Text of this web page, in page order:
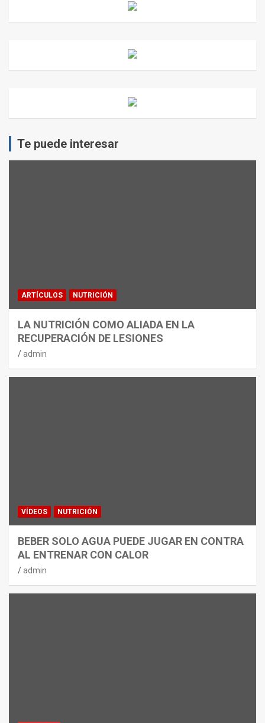
Te puede interesar
ARTÍCULOS NUTRICIÓN
LA NUTRICIÓN COMO ALIADA EN LA
RECUPERACIÓN DE LESIONES
admin
VÍDEOS NUTRICIÓN
BEBER SOLO AGUA PUEDE JUGAR EN CONTRA
AL ENTRENAR CON CALOR
admin